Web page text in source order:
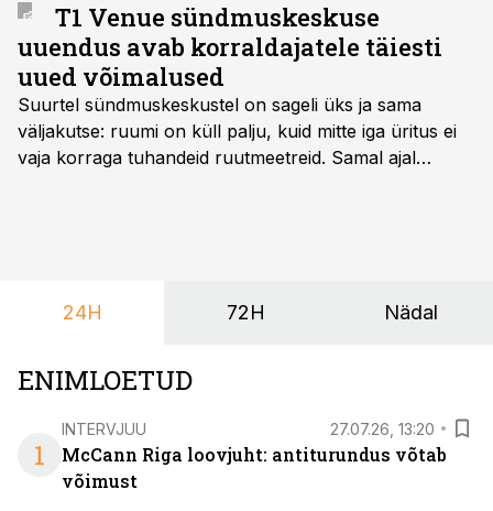
T1 Venue sündmuskeskuse
uuendus avab korraldajatele täiesti
uued võimalused
Suurtel sündmuskeskustel on sageli üks ja sama
väljakutse: ruumi on küll palju, kuid mitte iga üritus ei
vaja korraga tuhandeid ruutmeetreid. Samal ajal
nendele vajadustele vastanud uuendusega, mis pakub
24H 72H Nädal
ENIMLOETUD
1
INTERVJUU 27.07.26, 13:20
McCann Riga loovjuht: antiturundus võtab
võimust